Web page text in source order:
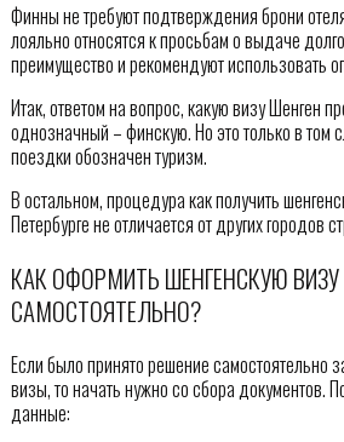
Финны не требуют подтверждения брони
лояльно относятся к просьбам о выдаче
преимущество и рекомендуют использовать
Итак, ответом на вопрос, какую визу Шенген
однозначный – финскую. Но это только в том
поездки обозначен туризм.
В остальном, процедура как получить
Петербурге не отличается от других городов
КАК ОФОРМИТЬ ШЕНГЕНСКУЮ ВИЗУ
САМОСТОЯТЕЛЬНО?
Если было принято решение самостоятельно
визы, то начать нужно со сбора документов.
данные: